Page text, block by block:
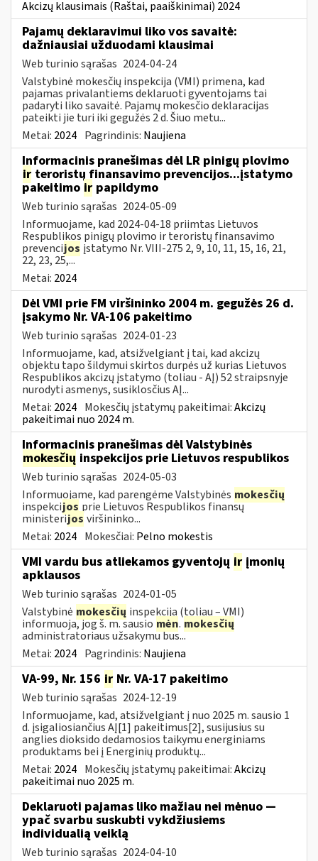
Akcizų klausimais (Raštai, paaiškinimai) 2024
Pajamų deklaravimui liko vos savaitė:
dažniausiai užduodami klausimai
Web turinio sąrašas 2024-04-24
Valstybinė mokesčių inspekcija (VMI) primena, kad
pajamas privalantiems deklaruoti gyventojams tai
padaryti liko savaitė. Pajamų mokesčio deklaracijas
pateikti jie turi iki gegužės 2 d. Šiuo metu...
Metai: 2024 Pagrindinis: Naujiena
Informacinis pranešimas dėl LR pinigų plovimo
ir teroristų finansavimo prevencijos...įstatymo
pakeitimo ir papildymo
Web turinio sąrašas 2024-05-09
Informuojame, kad 2024-04-18 priimtas Lietuvos
Respublikos pinigų plovimo ir teroristų finansavimo
prevencijos įstatymo Nr. VIII-275 2, 9, 10, 11, 15, 16, 21,
22, 23, 25,...
Metai: 2024
Dėl VMI prie FM viršininko 2004 m. gegužės 26 d.
įsakymo Nr. VA-106 pakeitimo
Web turinio sąrašas 2024-01-23
Informuojame, kad, atsižvelgiant į tai, kad akcizų
objektu tapo šildymui skirtos durpės už kurias Lietuvos
Respublikos akcizų įstatymo (toliau - AĮ) 52 straipsnyje
nurodyti asmenys, susiklosčius AĮ...
Metai: 2024 Mokesčių įstatymų pakeitimai:Akcizų
pakeitimai nuo 2024 m.
Informacinis pranešimas dėl Valstybinės
mokesčių inspekcijos prie Lietuvos respublikos
Web turinio sąrašas 2024-05-03
Informuojame, kad parengėme Valstybinės mokesčių
inspekcijos prie Lietuvos Respublikos finansų
ministerijos viršininko...
Metai: 2024 Mokesčiai: Pelno mokestis
VMI vardu bus atliekamos gyventojų ir įmonių
apklausos
Web turinio sąrašas 2024-01-05
Valstybinė mokesčių inspekcija (toliau – VMI)
informuoja, jog š. m. sausio mėn. mokesčių
administratoriaus užsakymu bus...
Metai: 2024 Pagrindinis: Naujiena
VA-99, Nr. 156 ir Nr. VA-17 pakeitimo
Web turinio sąrašas 2024-12-19
Informuojame, kad, atsižvelgiant į nuo 2025 m. sausio 1
d. įsigaliosiančius AĮ[1] pakeitimus[2], susijusius su
anglies dioksido dedamosios taikymu energiniams
produktams bei į Energinių produktų...
Metai: 2024 Mokesčių įstatymų pakeitimai:Akcizų
pakeitimai nuo 2025 m.
Deklaruoti pajamas liko mažiau nei mėnuo —
ypač svarbu suskubti vykdžiusiems
individualią veiklą
Web turinio sąrašas 2024-04-10